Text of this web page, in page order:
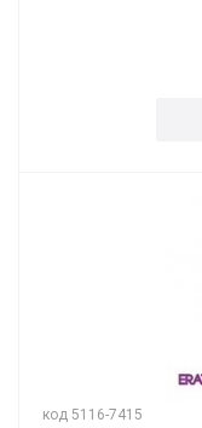
код 5116-7415